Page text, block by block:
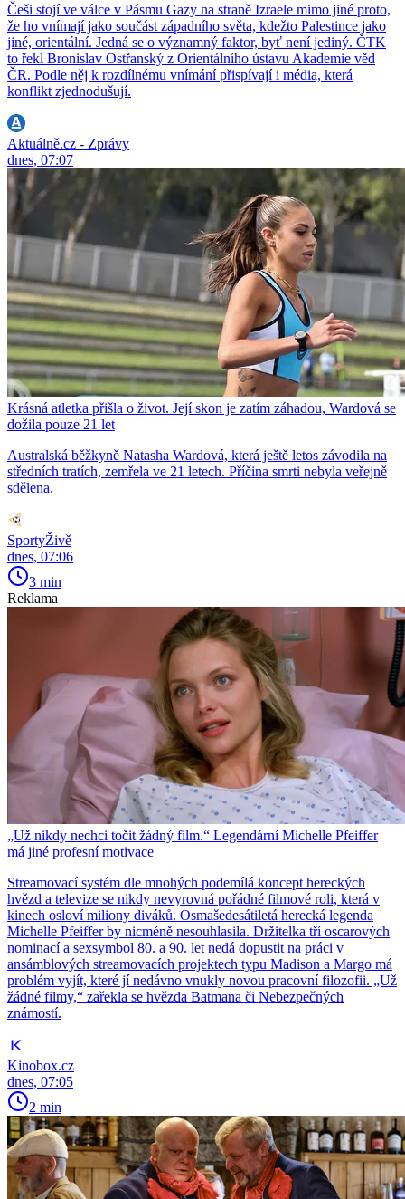
Češi stojí ve válce v Pásmu Gazy na straně Izraele mimo jiné proto,
že ho vnímají jako součást západního světa, kdežto Palestince jako
jiné, orientální. Jedná se o významný faktor, byť není jediný. ČTK
to řekl Bronislav Ostřanský z Orientálního ústavu Akademie věd
ČR. Podle něj k rozdílnému vnímání přispívají i média, která
konflikt zjednodušují.
Aktuálně.cz - Zprávy
dnes, 07:07
Krásná atletka přišla o život. Její skon je zatím záhadou, Wardová se
dožila pouze 21 let
Australská běžkyně Natasha Wardová, která ještě letos závodila na
středních tratích, zemřela ve 21 letech. Příčina smrti nebyla veřejně
sdělena.
SportyŽivě
dnes, 07:06
3 min
Reklama
„Už nikdy nechci točit žádný film.“ Legendární Michelle Pfeiffer
má jiné profesní motivace
Streamovací systém dle mnohých podemílá koncept hereckých
hvězd a televize se nikdy nevyrovná pořádné filmové roli, která v
kinech osloví miliony diváků. Osmašedesátiletá herecká legenda
Michelle Pfeiffer by nicméně nesouhlasila. Držitelka tří oscarových
nominací a sexsymbol 80. a 90. let nedá dopustit na práci v
ansámblových streamovacích projektech typu Madison a Margo má
problém vyjít, které jí nedávno vnukly novou pracovní filozofii. „Už
žádné filmy,“ zařekla se hvězda Batmana či Nebezpečných
známostí.
Kinobox.cz
dnes, 07:05
2 min